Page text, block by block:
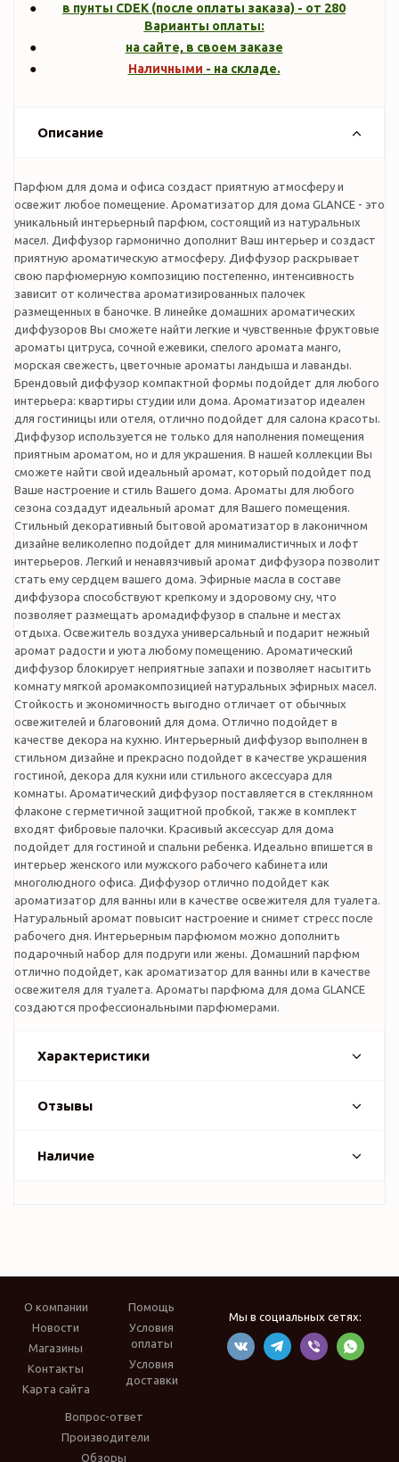
в пунты CDEK (после оплаты заказа) - от 280
Варианты оплаты:
на сайте, в своем заказе
Наличными - на складе.
Описание
Парфюм для дома и офиса создаст приятную атмосферу и
освежит любое помещение. Ароматизатор для дома GLANCE - это
уникальный интерьерный парфюм, состоящий из натуральных
масел. Диффузор гармонично дополнит Ваш интерьер и создаст
приятную ароматическую атмосферу. Диффузор раскрывает
свою парфюмерную композицию постепенно, интенсивность
зависит от количества ароматизированных палочек
размещенных в баночке. В линейке домашних ароматических
диффузоров Вы сможете найти легкие и чувственные фруктовые
ароматы цитруса, сочной ежевики, спелого аромата манго,
морская свежесть, цветочные ароматы ландыша и лаванды.
Брендовый диффузор компактной формы подойдет для любого
интерьера: квартиры студии или дома. Ароматизатор идеален
для гостиницы или отеля, отлично подойдет для салона красоты.
Диффузор используется не только для наполнения помещения
приятным ароматом, но и для украшения. В нашей коллекции Вы
сможете найти свой идеальный аромат, который подойдет под
Ваше настроение и стиль Вашего дома. Ароматы для любого
сезона создадут идеальный аромат для Вашего помещения.
Стильный декоративный бытовой ароматизатор в лаконичном
дизайне великолепно подойдет для минималистичных и лофт
интерьеров. Легкий и ненавязчивый аромат диффузора позволит
стать ему сердцем вашего дома. Эфирные масла в составе
диффузора способствуют крепкому и здоровому сну, что
позволяет размещать аромадиффузор в спальне и местах
отдыха. Освежитель воздуха универсальный и подарит нежный
аромат радости и уюта любому помещению. Ароматический
диффузор блокирует неприятные запахи и позволяет насытить
комнату мягкой аромакомпозицией натуральных эфирных масел.
Стойкость и экономичность выгодно отличает от обычных
освежителей и благовоний для дома. Отлично подойдет в
качестве декора на кухню. Интерьерный диффузор выполнен в
стильном дизайне и прекрасно подойдет в качестве украшения
гостиной, декора для кухни или стильного аксессуара для
комнаты. Ароматический диффузор поставляется в стеклянном
флаконе с герметичной защитной пробкой, также в комплект
входят фибровые палочки. Красивый аксессуар для дома
подойдет для гостиной и спальни ребенка. Идеально впишется в
интерьер женского или мужского рабочего кабинета или
многолюдного офиса. Диффузор отлично подойдет как
ароматизатор для ванны или в качестве освежителя для туалета.
Натуральный аромат повысит настроение и снимет стресс после
рабочего дня. Интерьерным парфюмом можно дополнить
подарочный набор для подруги или жены. Домашний парфюм
отлично подойдет, как ароматизатор для ванны или в качестве
освежителя для туалета. Ароматы парфюма для дома GLANCE
создаются профессиональными парфюмерами.
Характеристики
Отзывы
Наличие
О компании
Новости
Магазины
Контакты
Карта сайта
Помощь
Условия
оплаты
Условия
доставки
Вопрос-ответ
Производители
Обзоры
Мы в социальных сетях: